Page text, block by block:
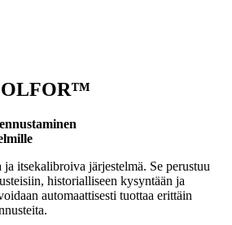
itsekalibroiva järjestelmä. Se perustuu
historialliseen kysyntään ja
automaattisesti tuottaa erittäin